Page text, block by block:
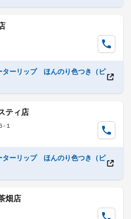
ーリップ ほんのり色つき（ピ
ティ店
-１
ーリップ ほんのり色つき（ピ
畑店